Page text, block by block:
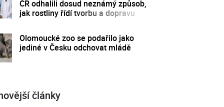
ČR odhalili dosud neznámý způsob,
jak rostliny řídí tvorbu a dopravu
Olomoucké zoo se podařilo jako
jediné v Česku odchovat mládě
články